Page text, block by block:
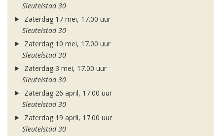
Sleutelstad 30
Zaterdag 17 mei, 17.00 uur
Sleutelstad 30
Zaterdag 10 mei, 17.00 uur
Sleutelstad 30
Zaterdag 3 mei, 17.00 uur
Sleutelstad 30
Zaterdag 26 april, 17.00 uur
Sleutelstad 30
Zaterdag 19 april, 17.00 uur
Sleutelstad 30